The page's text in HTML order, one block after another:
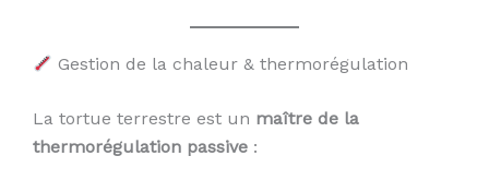
Gestion de la chaleur & thermorégulation
La tortue terrestre est un maître de la
thermorégulation passive :